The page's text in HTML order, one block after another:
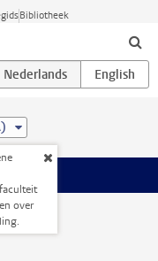
Bibliotheek
over